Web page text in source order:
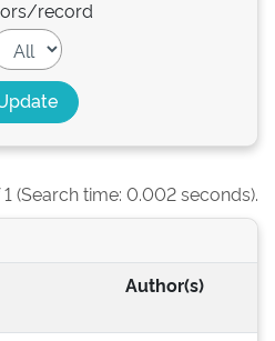
record
(Search time: 0.002 seconds).
Author(s)